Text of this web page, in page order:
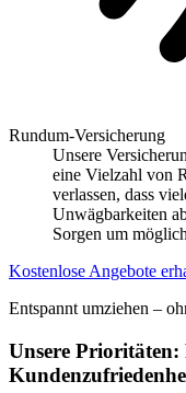
Rundum-Versicherung
Unsere
eine Vielzahl von
verlassen, dass
Unwägbarkeiten
Sorgen um
Kostenlose Angebote
Entspannt umziehen –
Unsere